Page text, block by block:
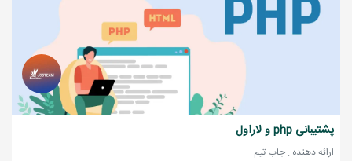
پشتیبانی php و لاراول
ارائه دهنده : جاب تیم